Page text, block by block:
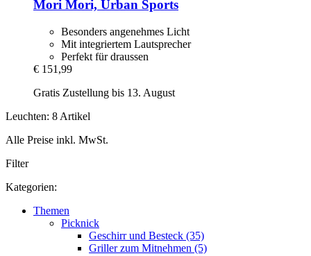
Mori Mori, Urban Sports
Besonders angenehmes Licht
Mit integriertem Lautsprecher
Perfekt für draussen
€ 151,99
Gratis Zustellung bis 13. August
Leuchten: 8 Artikel
Alle Preise inkl. MwSt.
Filter
Kategorien:
Themen
Picknick
Geschirr und Besteck (35)
Griller zum Mitnehmen (5)